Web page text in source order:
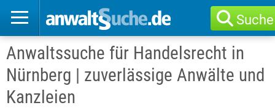
Suche
Anwaltssuche für Handelsrecht in
Nürnberg | zuverlässige Anwälte und
Kanzleien